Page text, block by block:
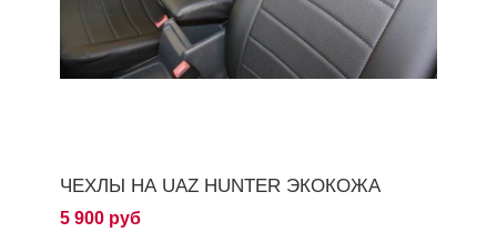
ЧЕХЛЫ НА UAZ HUNTER ЭКОКОЖА
5 900 руб